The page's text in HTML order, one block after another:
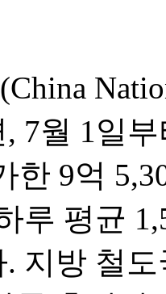
7월 1일
한 9억
루 평균
. 지방 철